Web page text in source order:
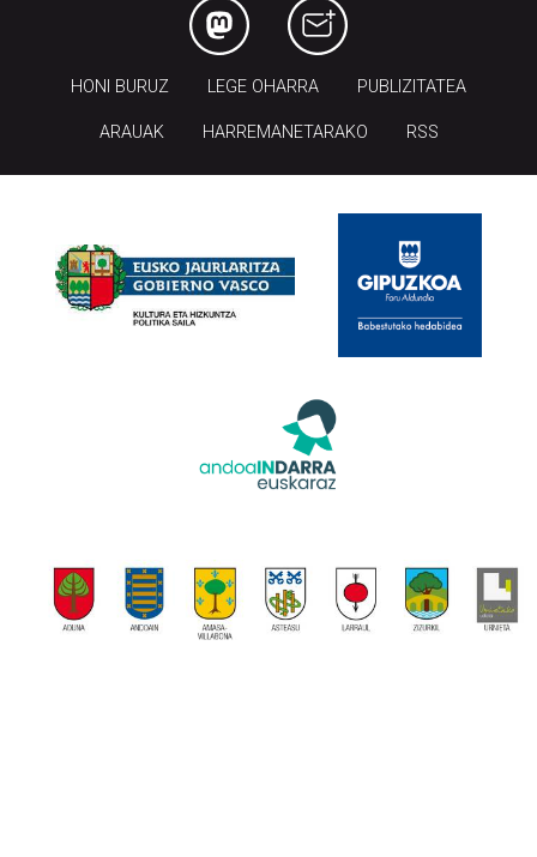
HONI BURUZ LEGE OHARRA PUBLIZITATEA
ARAUAK HARREMANETARAKO RSS